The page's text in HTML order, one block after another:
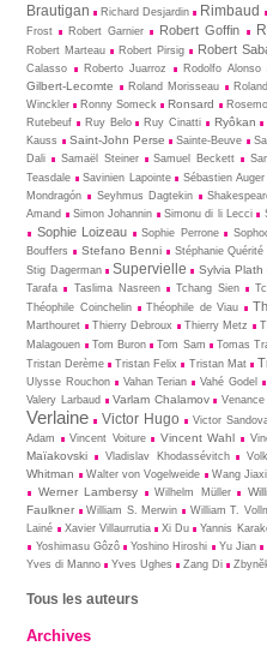
Brautigan
Richard Desjardin Rimbaud
Frost
Robert Garnier Robert Goffin
Robert Marteau
Robert Pirsig Robert
Calasso
Roberto Juarroz Rodolfo Alonso
Gilbert-Lecomte
Roland Morisseau
Winckler
Ronny Someck Ronsard
Rutebeuf
Ruy Belo Ruy Cinatti Ryôkan
Kauss
Saint-John Perse Sainte-Beuve
Dali
Samaël Steiner Samuel Beckett
Teasdale
Savinien Lapointe Sébastien Auger
Mondragón
Seyhmus Dagtekin
Amand
Simon Johannin Simonu di li Lecci
Sophie Loizeau Sophie Perrone
Bouffers
Stefano Benni Stéphanie Quérité
Stig Dagerman
Supervielle Sylvia Plath
Tarafa
Taslima Nasreen Tchang Sien
Théophile Coinchelin
Théophile de Viau
Marthouret
Thierry Debroux Thierry Metz
Malagouen
Tom Buron Tom Sam Tomas
Tristan Derème
Tristan Felix Tristan Mat
Ulysse Rouchon
Vahan Terian Vahé Godel
Valery Larbaud Varlam Chalamov
Verlaine Victor Hugo Victor
Adam
Vincent Voiture Vincent Wahl
Maïakovski
Vladislav Khodassévitch
Whitman
Walter von Vogelweide Wang
Werner Lambersy Wilhelm Müller
Faulkner
William S. Merwin William T.
Lainé
Xavier Villaurrutia Xi Du Yannis
Yoshimasu Gôzô
Yoshino Hiroshi Yu Jian
Yves di Manno
Yves Ughes Zang Di
Tous les auteurs
Archives